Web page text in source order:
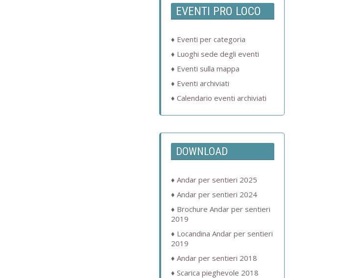
EVENTI PRO LOCO
Eventi per categoria
Luoghi sede degli eventi
Eventi sulla mappa
Eventi archiviati
Calendario eventi archiviati
DOWNLOAD
Andar per sentieri 2025
Andar per sentieri 2024
Brochure Andar per sentieri
2019
Locandina Andar per sentieri
2019
Andar per sentieri 2018
Scarica pieghevole 2018